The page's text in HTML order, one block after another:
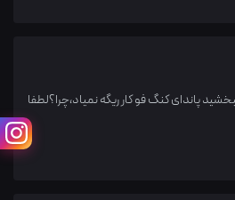
پاندای کنگ فو کار ریگه نمیاد،چرا؟لطفا